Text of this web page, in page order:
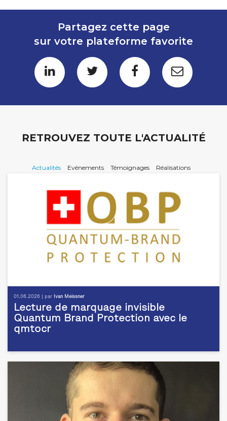
Partagez cette page
sur votre plateforme favorite
RETROUVEZ TOUTE L'ACTUALITÉ
Actualités Evénements Témoignages Réalisations
01.06.2026 | par Ivan Meissner
Lecture de marquage invisible
Quantum Brand Protection avec le
qmtocr